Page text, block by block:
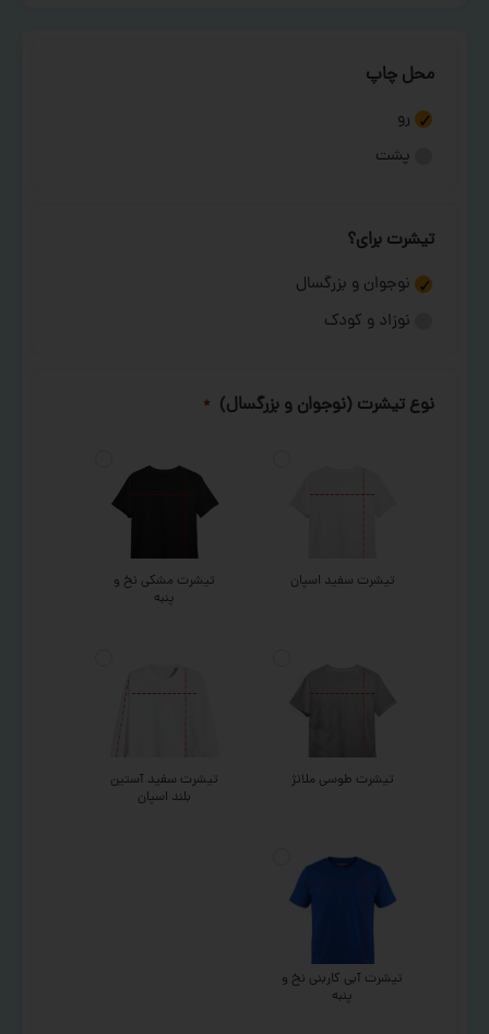
محل چاپ
رو
پشت
تیشرت برای؟
نوجوان و بزرگسال
نوزاد و کودک
نوع تیشرت (نوجوان و بزرگسال) *
تیشرت سفید اسپان
تیشرت مشکی نخ و
پنبه
تیشرت طوسی ملانژ
تیشرت سفید آستین
بلند اسپان
تیشرت آبی کاربنی نخ و
پنبه